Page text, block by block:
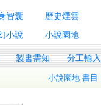
智囊
歷史煙雲
小說 小說園地
製書需知 分工輸入
小說園地 書目